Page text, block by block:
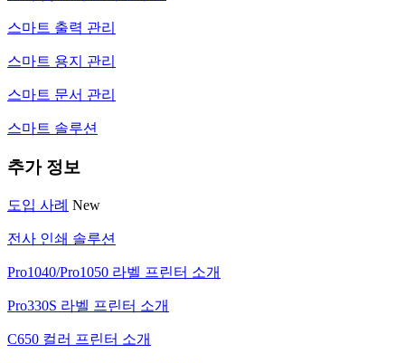
스마트 출력 관리
스마트 용지 관리
스마트 문서 관리
스마트 솔루션
추가 정보
도입 사례 New
전사 인쇄 솔루션
Pro1040/Pro1050 라벨 프린터 소개
Pro330S 라벨 프린터 소개
C650 컬러 프린터 소개